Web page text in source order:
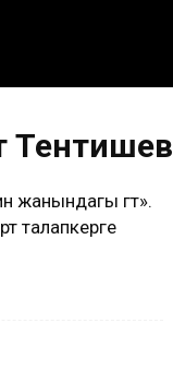
Тентишев
жанындагы үгүт».
талапкерге